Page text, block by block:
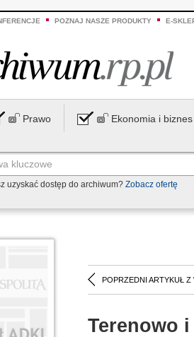
POZNAJ NASZE PRODUKTY E-
Prawo Ekonomia i biznes
uzyskać dostęp do archiwum? Zobacz ofertę
POPRZEDNI ARTYKUŁ Z
Terenowo i